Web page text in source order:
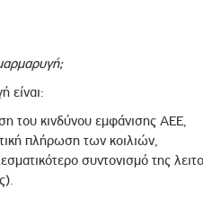
είναι:
του κινδύνου εμφάνισης ΑΕΕ,
πλήρωση των κοιλιών,
συντονισμό της